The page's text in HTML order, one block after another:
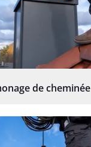
de cheminée